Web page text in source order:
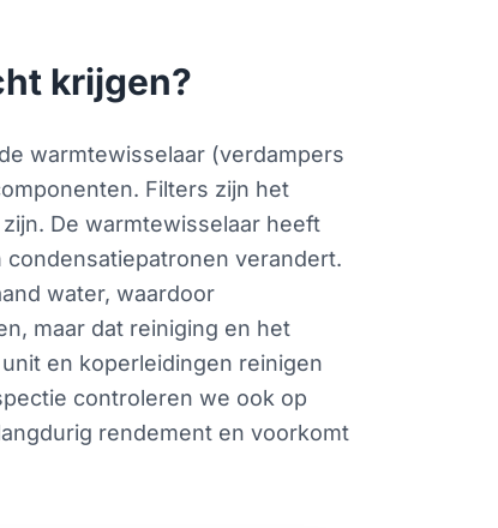
krijgen?
warmtewisselaar (verdampers
Filters zijn het
De warmtewisselaar heeft
verandert.
water, waardoor
maar dat reiniging en het
en koperleidingen reinigen
controleren we ook op
rendement en voorkomt